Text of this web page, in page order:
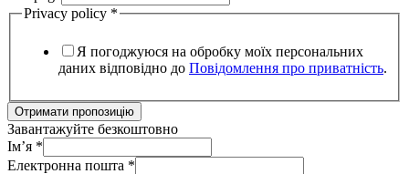
Privacy policy *
Я погоджуюся на обробку моїх персональних
даних відповідно до Повідомлення про приватність.
Отримати пропозицію
Завантажуйте безкоштовно
Ім’я *
Електронна пошта *